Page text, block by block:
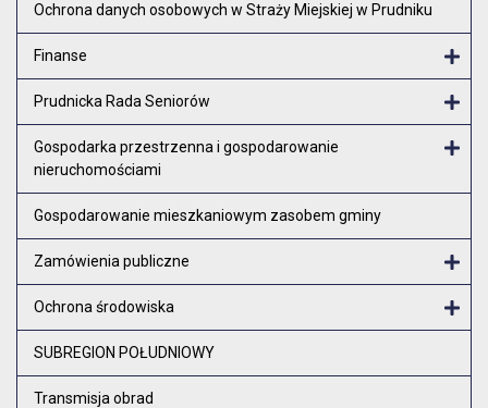
Ochrona danych osobowych w Straży Miejskiej w Prudniku
Finanse
Prudnicka Rada Seniorów
Gospodarka przestrzenna i gospodarowanie
nieruchomościami
Gospodarowanie mieszkaniowym zasobem gminy
Zamówienia publiczne
Ochrona środowiska
SUBREGION POŁUDNIOWY
Transmisja obrad